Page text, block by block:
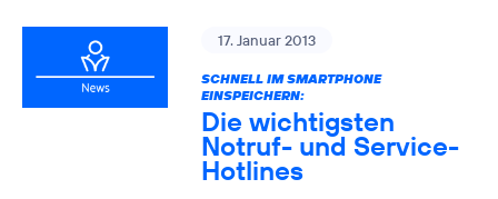
17. Januar 2013
SCHNELL IM SMARTPHONE
EINSPEICHERN:
Die wichtigsten
Notruf- und Service-
Hotlines